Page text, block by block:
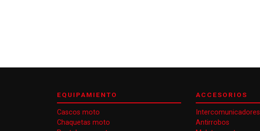
EQUIPAMIENTO
Cascos moto
Chaquetas moto
ACCESORIOS
Intercomunicadores
Antirrobos